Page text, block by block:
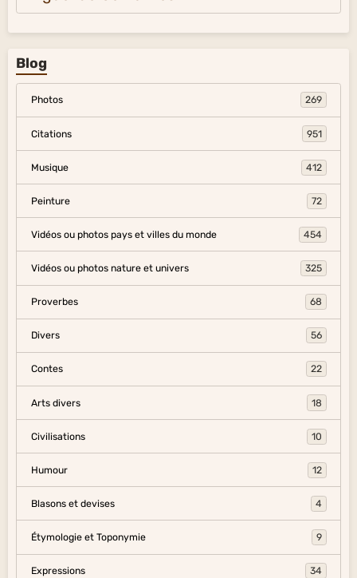
Blog
Photos 269
Citations 951
Musique 412
Peinture 72
Vidéos ou photos pays et villes du monde 454
Vidéos ou photos nature et univers 325
Proverbes 68
Divers 56
Contes 22
Arts divers 18
Civilisations 10
Humour 12
Blasons et devises 4
Étymologie et Toponymie 9
Expressions 34